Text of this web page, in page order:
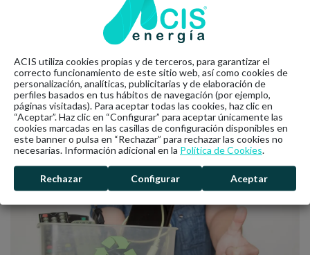
recomendaciones del fabricante. Lo habitual es que esté en
Ahora sólo queda comprobar que todo funciona
correctamente. Purgar radiadores es un proceso sencillo, sólo
necesitas tiempo para revisar uno a uno todos los radiadores.
Últimas noticias
ACIS utiliza cookies propias y de terceros, para garantizar el
correcto funcionamiento de este sitio web, así como cookies de
personalización, analíticas, publicitarias y de elaboración de
perfiles basados en tus hábitos de navegación (por ejemplo,
páginas visitadas). Para aceptar todas las cookies, haz clic en
“Aceptar”. Haz clic en “Configurar” para aceptar únicamente las
cookies marcadas en las casillas de configuración disponibles en
este banner o pulsa en “Rechazar” para rechazar las cookies no
necesarias. Información adicional en la Política de Cookies.
Rechazar Configurar Aceptar